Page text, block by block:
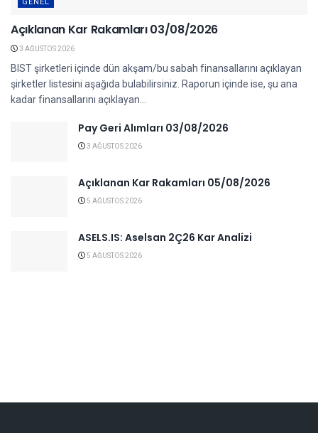
Açıklanan Kar Rakamları 03/08/2026
3 AĞUSTOS 2026
BIST şirketleri içinde dün akşam/bu sabah finansallarını açıklayan
şirketler listesini aşağıda bulabilirsiniz. Raporun içinde ise, şu ana
kadar finansallarını açıklayan...
Pay Geri Alımları 03/08/2026
3 AĞUSTOS 2026
Açıklanan Kar Rakamları 05/08/2026
5 AĞUSTOS 2026
ASELS.IS: Aselsan 2Ç26 Kar Analizi
5 AĞUSTOS 2026